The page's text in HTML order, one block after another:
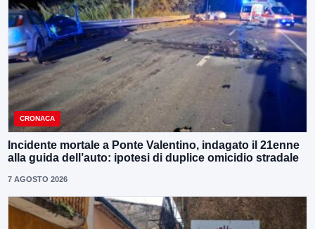
CRONACA
Incidente mortale a Ponte Valentino, indagato il 21enne
alla guida dell’auto: ipotesi di duplice omicidio stradale
7 AGOSTO 2026